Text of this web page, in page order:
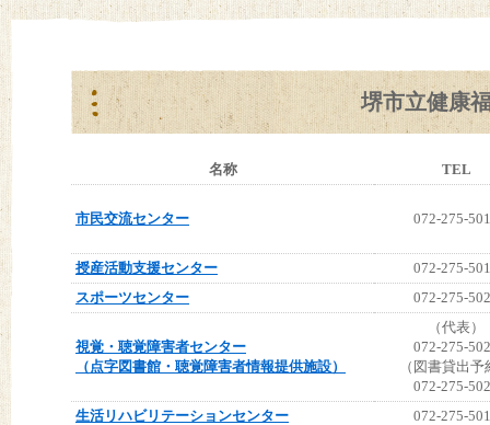
堺市立健康
名称 TEL
市民交流センター 072-275-
授産活動支援センター
072-275-
スポーツセンター
072-275-
視覚・聴覚障害者センター
（点字図書館・聴覚障害者情報提供施設）
（代表）
072-275-
（図書貸出予
072-275-
生活リハビリテーションセンター
072-275-